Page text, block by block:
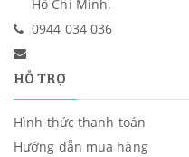
Hồ Chí Minh.
0944 034 036
HỖ TRỢ
Hình thức thanh toán
Hướng dẫn mua hàng